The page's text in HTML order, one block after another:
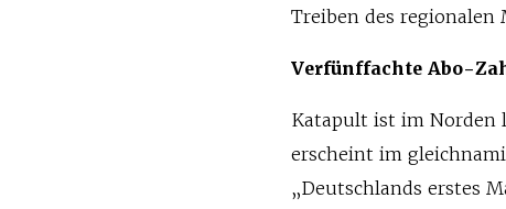
Treiben des
Verfünffachte Abo-
Katapult ist im Norden
erscheint im
„Deutschlands erstes